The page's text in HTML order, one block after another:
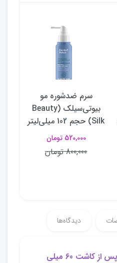
سرم ضدشوره مو
بیوتی‌سیلک (Beauty
Silk) حجم 102 میلی‌لیتر
520,000 تومان
800,000 تومان
دیدگاه‌ها
سرم مو پرایم مدل TS پس از کاشت 60 میلی